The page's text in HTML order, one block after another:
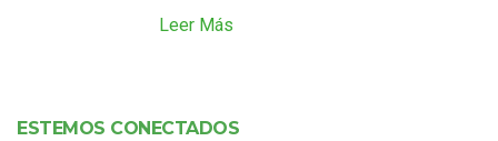
Leer Más
ESTEMOS CONECTADOS